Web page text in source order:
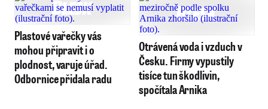
Plastové vařečky vás
mohou připravit i o
plodnost, varuje úřad.
Odbornice přidala radu
Otrávená voda i vzduch v
Česku. Firmy vypustily
tisíce tun škodlivin,
spočítala Arnika